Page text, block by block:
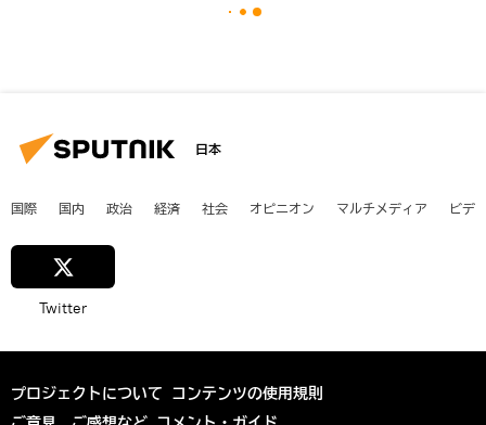
日本
国際 国内 政治 経済 社会 オピニオン マルチメディア ビデ
Twitter
プロジェクトについて コンテンツの使用規則